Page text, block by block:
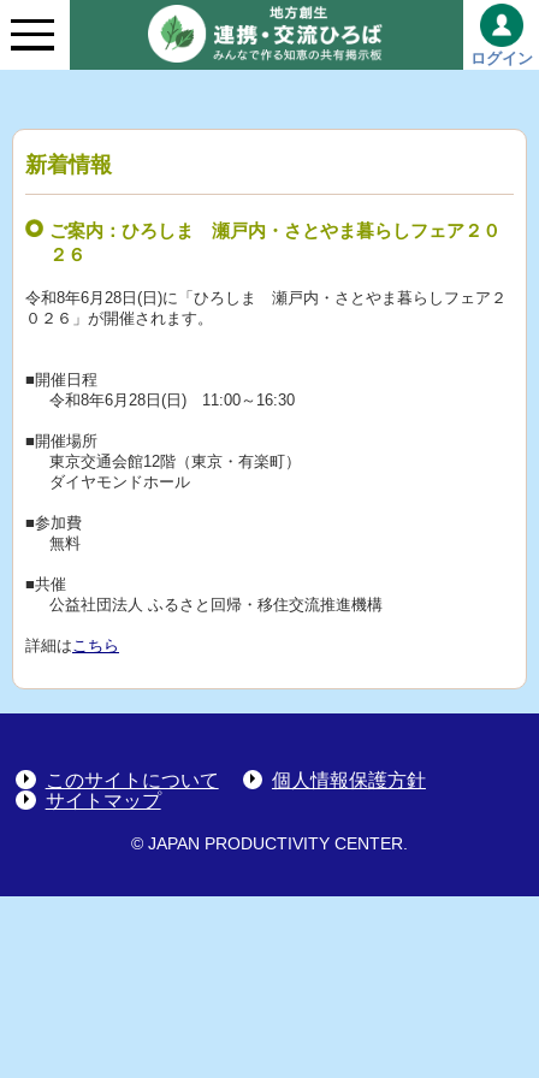
ログイン
新着情報
ご案内：ひろしま 瀬戸内・さとやま暮らしフェア２０
２６
令和8年6月28日(日)に「ひろしま 瀬戸内・さとやま暮らしフェア２
０２６」が開催されます。
■開催日程
令和8年6月28日(日) 11:00～16:30
■開催場所
東京交通会館12階（東京・有楽町）
ダイヤモンドホール
■参加費
無料
■共催
公益社団法人 ふるさと回帰・移住交流推進機構
詳細はこちら
このサイトについて
個人情報保護方針
サイトマップ
© JAPAN PRODUCTIVITY CENTER.